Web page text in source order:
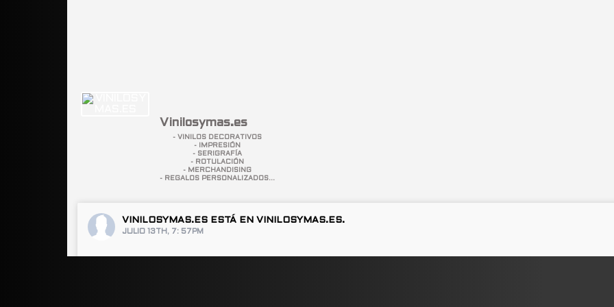
Vinilosymas.es
- VINILOS DECORATIVOS
- IMPRESIÓN
- SERIGRAFÍA
- ROTULACIÓN
- MERCHANDISING
- REGALOS PERSONALIZADOS...
VINILOSYMAS.ES ESTÁ EN VINILOSYMAS.ES.
JULIO 13TH, 7: 57PM